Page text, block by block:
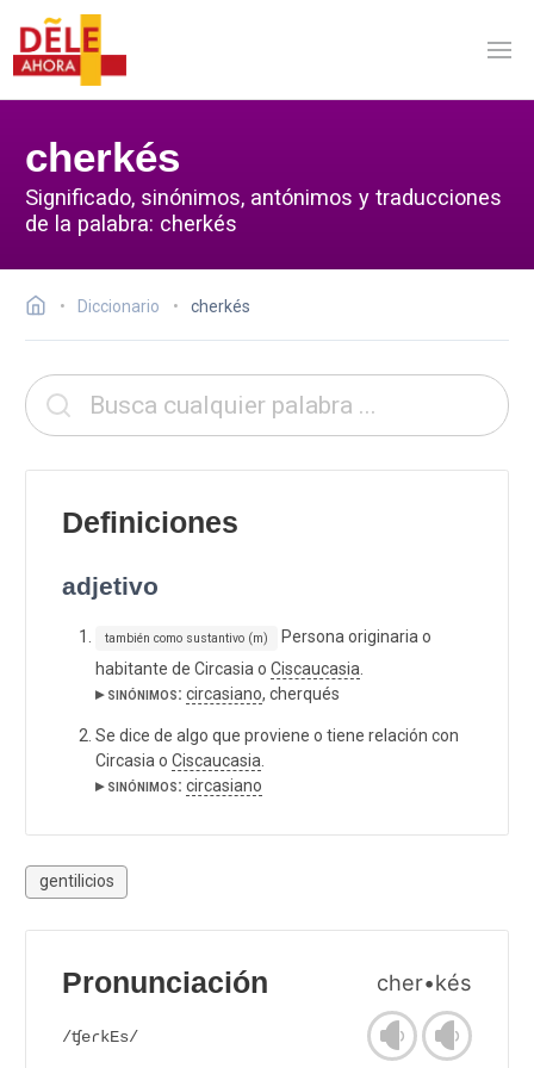
cherkés
Significado, sinónimos, antónimos y traducciones
de la palabra: cherkés
Diccionario cherkés
Definiciones
adjetivo
también como sustantivo (m)
Persona originaria o
habitante de Circasia o Ciscaucasia
▸ sinónimos: circasiano, cherqués
Se dice de algo que proviene o tiene relación con
Circasia o Ciscaucasia
▸ sinónimos: circasiano
gentilicios
Pronunciación cher•kés
/ʧeɾkEs/